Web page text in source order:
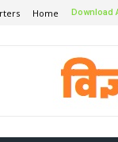
Home Download